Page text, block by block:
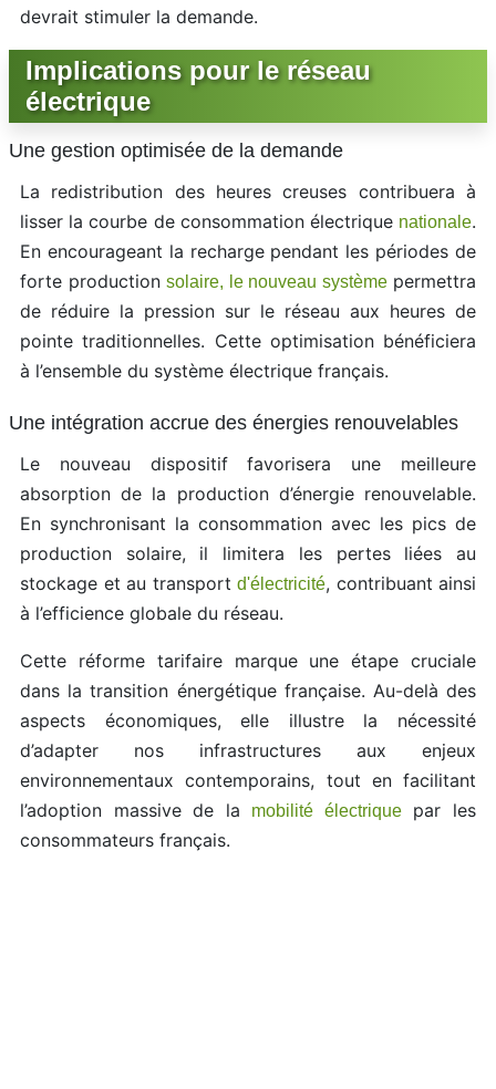
devrait stimuler la demande.
Implications pour le réseau
électrique
Une gestion optimisée de la demande
La redistribution des heures creuses contribuera à
lisser la courbe de consommation électrique nationale.
En encourageant la recharge pendant les périodes de
forte production solaire, le nouveau systèmepermettra
de réduire la pression sur le réseau aux heures de
pointe traditionnelles. Cette optimisation bénéficiera
à l’ensemble du système électrique français.
Une intégration accrue des énergies renouvelables
Le nouveau dispositif favorisera une meilleure
absorption de la production d’énergie renouvelable.
En synchronisant la consommation avec les pics de
production solaire, il limitera les pertes liées au
stockage et au transport d'électricité, contribuant ainsi
à l’efficience globale du réseau.
Cette réforme tarifaire marque une étape cruciale
dans la transition énergétique française. Au-delà des
aspects économiques, elle illustre la nécessité
d’adapter nos infrastructures aux enjeux
environnementaux contemporains, tout en facilitant
l’adoption massive de la
mobilité électriquepar les
consommateurs français.